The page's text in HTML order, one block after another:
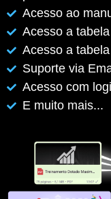
Acesso ao
Acesso a
Acesso a
Suporte via
Acesso com
E muito mais...